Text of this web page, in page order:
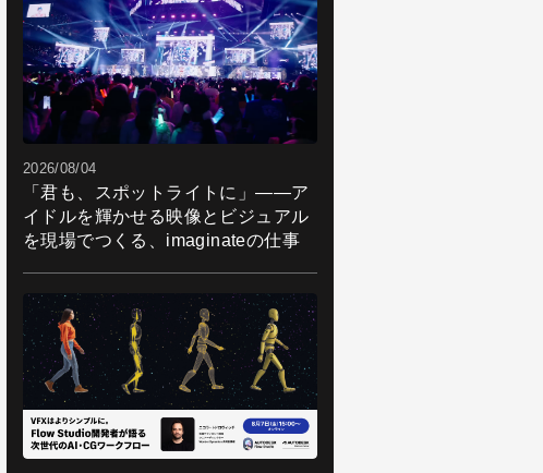
2026/08/04
「君も、スポットライトに」――ア
イドルを輝かせる映像とビジュアル
を現場でつくる、imaginateの仕事